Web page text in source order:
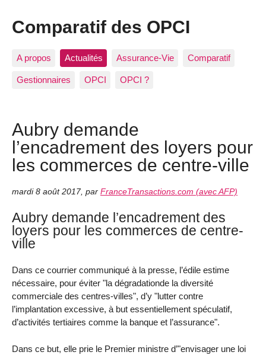
Comparatif des OPCI
A propos Actualités Assurance-Vie Comparatif
Gestionnaires OPCI OPCI ?
Aubry demande
l’encadrement des loyers pour
les commerces de centre-ville
mardi 8 août 2017, par FranceTransactions.com (avec AFP)
Aubry demande l’encadrement des
loyers pour les commerces de centre-
ville
Dans ce courrier communiqué à la presse, l’édile estime
nécessaire, pour éviter "la dégradationde la diversité
commerciale des centres-villes", d’y "lutter contre
l’implantation excessive, à but essentiellement spéculatif,
d’activités tertiaires comme la banque et l’assurance".
Dans ce but, elle prie le Premier ministre d’"envisager une loi